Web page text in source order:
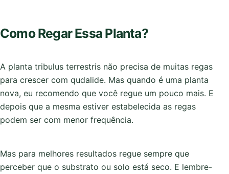
Como Regar Essa Planta?
A planta tribulus terrestris não precisa de muitas regas
para crescer com qudalide. Mas quando é uma planta
nova, eu recomendo que você regue um pouco mais. E
depois que a mesma estiver estabelecida as regas
podem ser com menor frequência.
Mas para melhores resultados regue sempre que
perceber que o substrato ou solo está seco. E lembre-